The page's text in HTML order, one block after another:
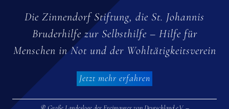
Die Zinnendorf Stiftung, die St. Johannis
Bruderhilfe zur Selbsthilfe – Hilfe für
Menschen in Not und der Wohltätigkeitsverein
Jetzt mehr erfahren